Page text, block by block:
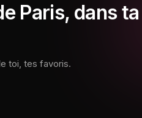
Paris, dans ta
toi, tes favoris.